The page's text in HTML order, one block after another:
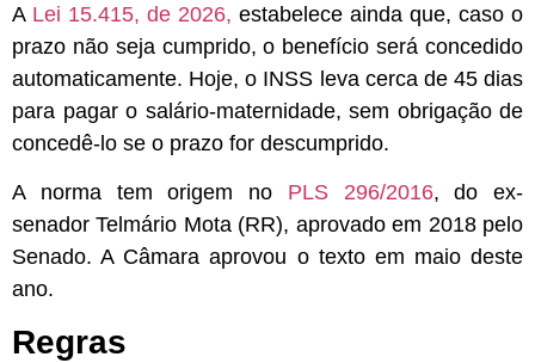
A Lei 15.415, de 2026, estabelece ainda que, caso o
prazo não seja cumprido, o benefício será concedido
automaticamente. Hoje, o INSS leva cerca de 45 dias
para pagar o salário-maternidade, sem obrigação de
concedê-lo se o prazo for descumprido.
A norma tem origem no PLS 296/2016, do ex-
senador Telmário Mota (RR), aprovado em 2018 pelo
Senado. A Câmara aprovou o texto em maio deste
ano.
Regras